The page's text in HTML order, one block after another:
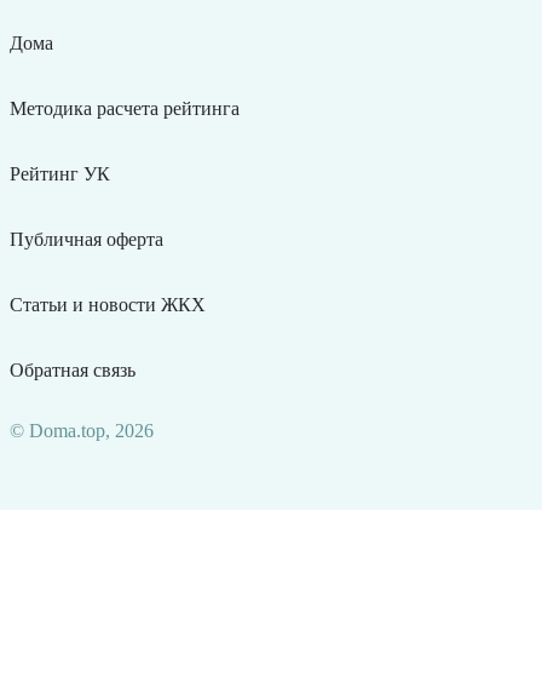
© Doma.top, 2026
Дома
Методика расчета рейтинга
Рейтинг УК
Публичная оферта
Статьи и новости ЖКХ
Обратная связь